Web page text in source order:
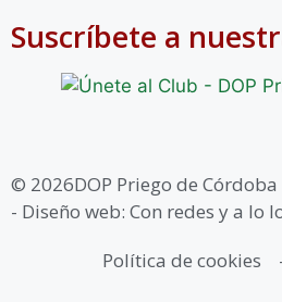
Suscríbete a
© 2026DOP Priego de Córdoba
- Diseño web: Con redes y a lo
Política de cookies